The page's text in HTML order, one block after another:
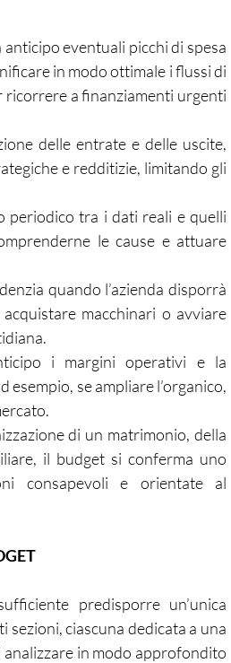
eventuali picchi di spesa
in modo ottimale i flussi di
ricorrere a finanziamenti urgenti
delle entrate e delle uscite,
e redditizie, limitando gli
periodico tra i dati reali e quelli
le cause e attuare
quando l’azienda disporrà
macchinari o avviare
i margini operativi e la
se ampliare l’organico,
di un matrimonio, della
il budget si conferma uno
consapevoli e orientate al
predisporre un’unica
ciascuna dedicata a una
analizzare in modo approfondito